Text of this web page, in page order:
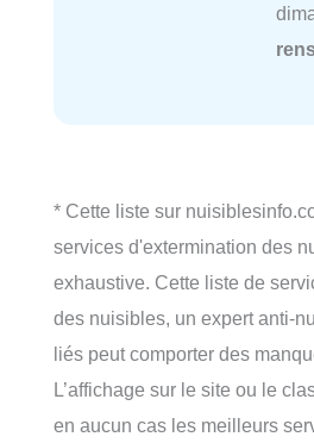
* Cette liste sur
services d'extermination des
exhaustive. Cette liste de
des nuisibles, un expert anti-
liés peut comporter des
L’affichage sur le site ou le
en aucun cas les meilleurs